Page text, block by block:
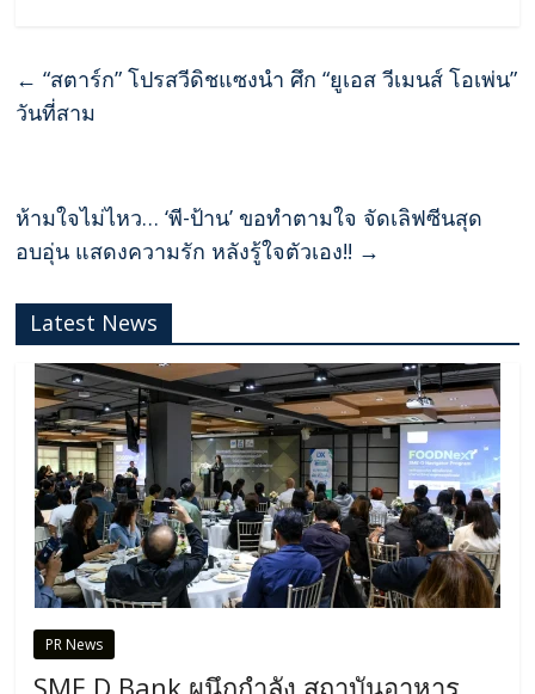
← “สตาร์ก” โปรสวีดิชแซงนำ ศึก “ยูเอส วีเมนส์ โอเพ่น”
วันที่สาม
ห้ามใจไม่ไหว… ‘พี-ป้าน’ ขอทำตามใจ จัดเลิฟซีนสุด
อบอุ่น แสดงความรัก หลังรู้ใจตัวเอง!! →
Latest News
PR News
SME D Bank ผนึกกำลัง สถาบันอาหาร